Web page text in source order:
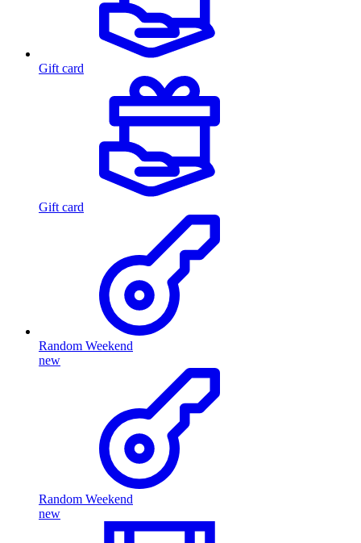
Gift card
Gift card
Random Weekend
new
Random Weekend
new